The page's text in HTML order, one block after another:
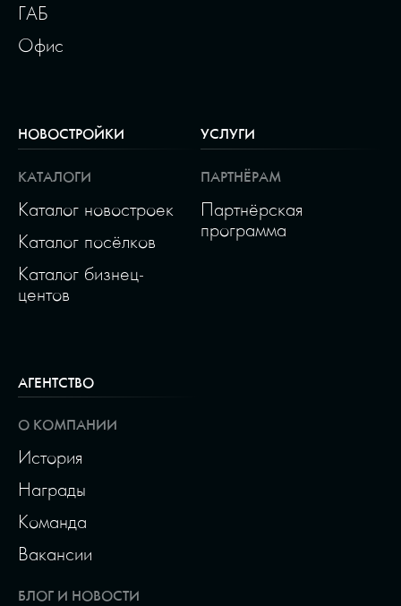
ГАБ
Офис
НОВОСТРОЙКИ
КАТАЛОГИ
Каталог новостроек
Каталог посёлков
Каталог бизнец-
центов
УСЛУГИ
ПАРТНЁРАМ
Партнёрская
программа
АГЕНТСТВО
О КОМПАНИИ
История
Награды
Команда
Вакансии
БЛОГ И НОВОСТИ